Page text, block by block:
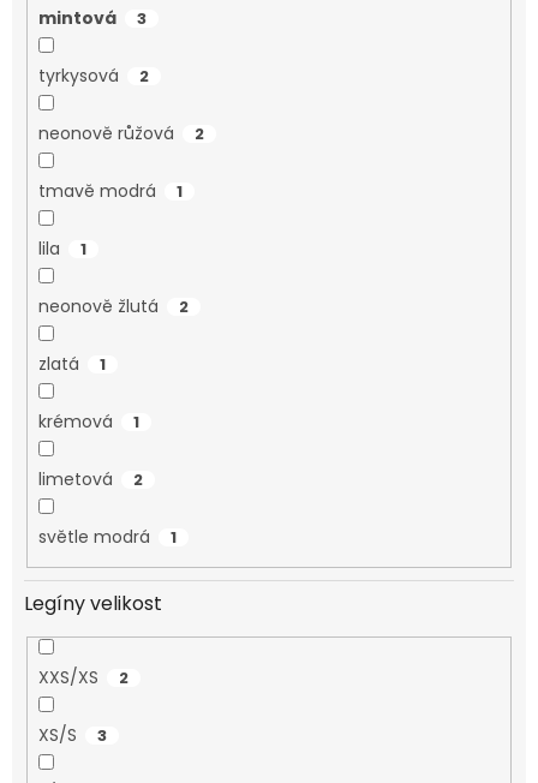
mintová 3
tyrkysová 2
neonově růžová 2
tmavě modrá 1
lila 1
neonově žlutá 2
zlatá 1
krémová 1
limetová 2
světle modrá 1
Legíny velikost
XXS/XS 2
XS/S 3